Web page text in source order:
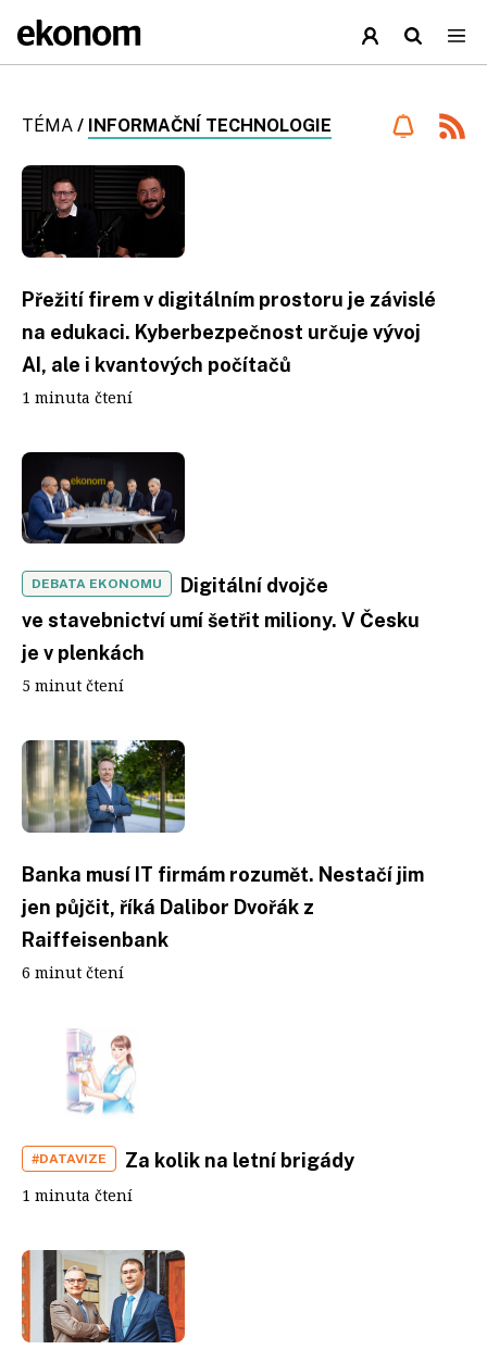
TÉMA / INFORMAČNÍ TECHNOLOGIE
Přežití firem v digitálním prostoru je závislé
na edukaci. Kyberbezpečnost určuje vývoj
AI, ale i kvantových počítačů
1 minuta čtení
DEBATA EKONOMU
Digitální dvojče
ve stavebnictví umí šetřit miliony. V Česku
je v plenkách
5 minut čtení
Banka musí IT firmám rozumět. Nestačí jim
jen půjčit, říká Dalibor Dvořák z
Raiffeisenbank
6 minut čtení
#DATAVIZE Za kolik na letní brigády
1 minuta čtení